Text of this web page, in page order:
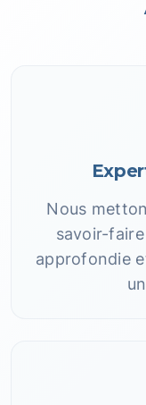
Nous
savoir-
approfondie